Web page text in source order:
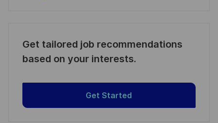
Get tailored job recommendations
based on your interests.
Get Started